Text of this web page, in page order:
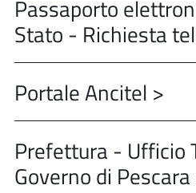
Passaporto
Stato - Richiesta
Portale Ancitel >
Prefettura - Ufficio
Governo di Pescara